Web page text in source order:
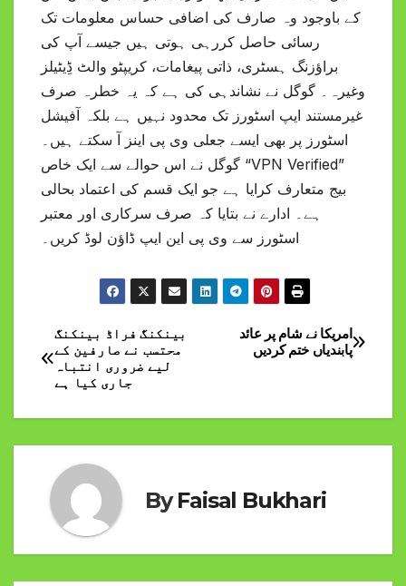
کے باوجود وہ صارف کی اضافی حساس معلومات تک
رسائی حاصل کررہی ہوتی ہیں جیسے آپ کی
براؤزنگ ہسٹری، ذاتی پیغامات، کریپٹو والٹ ڈِیٹیلز
وغیرہ۔ گوگل نے نشاندہی کی ہے کہ یہ خطرہ صرف
غیرمستند ایپ اسٹورز تک محدود نہیں ہے بلکہ آفیشل
اسٹورز پر بھی ایسے جعلی وی پی اینز آ سکتے ہیں۔
گوگل نے اس حوالے سے ایک خاص “VPN Verified”
بیج متعارف کرایا ہے جو ایک قسم کی اعتماد بحالی
ہے۔ ادارے نے بتایا کہ صرف سرکاری اور معتبر
اسٹورز سے وی پی این ایپ ڈاؤن لوڈ کریں۔
Post
navigation
امریکا نے شام پر عائد
پابندیاں ختم کردیں
بینکنگ فراڈ بینکنگ
محتسب نے صارفین کے
لیے ضروری انتباہ
جاری کیا ہے
ByFaisal Bukhari